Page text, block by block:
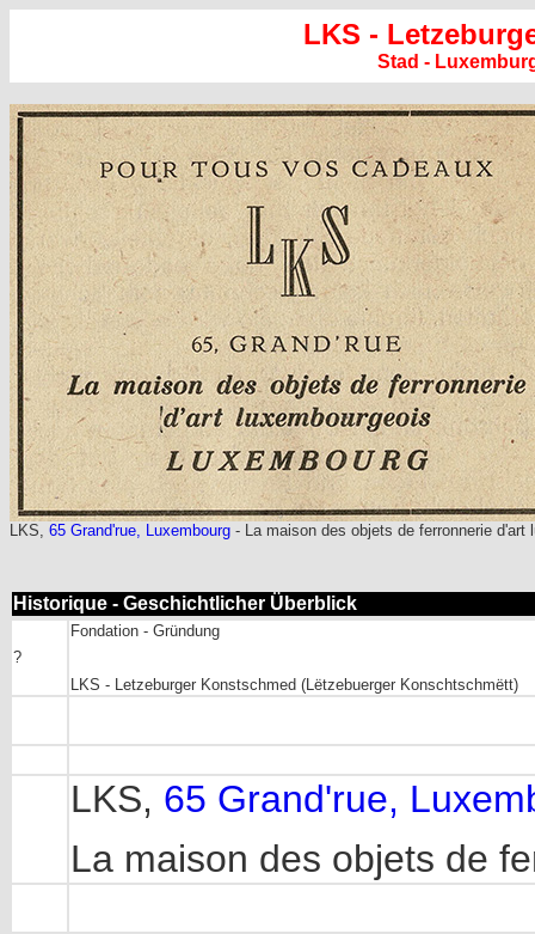
LKS -
Stad -
LKS, 65 Grand'rue, Luxembourg - La maison des objets de ferronnerie d'art
Historique - Geschichtlicher Überblick
?
Fondation - Gründung
LKS - Letzeburger Konstschmed (Lëtzebuerger Konschtschmëtt)
LKS, 65 Grand'rue,
La maison des objets de